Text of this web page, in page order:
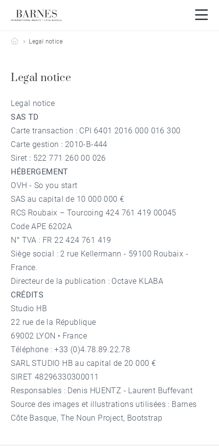
Barnes Côte Basque
Legal notice
Legal notice
Legal notice
SAS TD
Carte transaction : CPI 6401 2016 000 016 300
Carte gestion : 2010-B-444
Siret : 522 771 260 00 026
HÉBERGEMENT
OVH - So you start
SAS au capital de 10 000 000 €
RCS Roubaix – Tourcoing 424 761 419 00045
Code APE 6202A
N° TVA : FR 22 424 761 419
Siège social : 2 rue Kellermann - 59100 Roubaix -
France.
Directeur de la publication : Octave KLABA
CRÉDITS
Studio HB
22 rue de la République
69002 LYON • France
Téléphone : +33 (0)4.78.89.22.78
SARL STUDIO HB au capital de 20 000 €
SIRET 48296330300011
Responsables : Denis HUENTZ - Laurent Buffevant
Source des images et illustrations utilisées : Barnes
Côte Basque, The Noun Project, Bootstrap